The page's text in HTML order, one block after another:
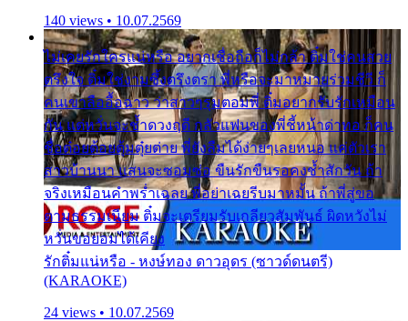
140 views • 10.07.2569
ไม่เคยรักใครแน่หรือ อยากเชื่อถือก็ไม่กล้า ติ๋มใช่คนสวย
ตรึงใจ ติ๋มใช่งามซึ้งตรึงตรา พี่หรือจะมาหมายร่วมชีวี ก็
คนเขาลืออื้อฉาว ว่าสาวๆรุมตอมพี่ ติ๋มอยากรับรักเหมือน
กัน แต่หวั่นจะช้ำดวงฤดี กลัวแฟนของพี่ชี้หน้าด่าทอ ก็คน
ชื่อต๋อยต้อยตุ้มตุ๋ยต่าย พี่ยังลืมได้ง่ายๆเลยหนอ แค่ตัวเรา
สาวบ้านนา แสนจะซอมซ่อ ขืนรักขืนรอคงช้ำสักวัน ถ้า
จริงเหมือนคำพร่ำเฉลย พี่อย่าเฉยรีบมาหมั้น ถ้าพี่สู่ขอ
ตามธรรมเนียม ติ๋มจะเตรียมรับเกลียวสัมพันธ์ ผิดหวังไม่
หวั่นขอยอมได้เคียง
รักติ๋มแน่หรือ - หงษ์ทอง ดาวอุดร (ซาวด์ดนตรี)
(KARAOKE)
24 views • 10.07.2569